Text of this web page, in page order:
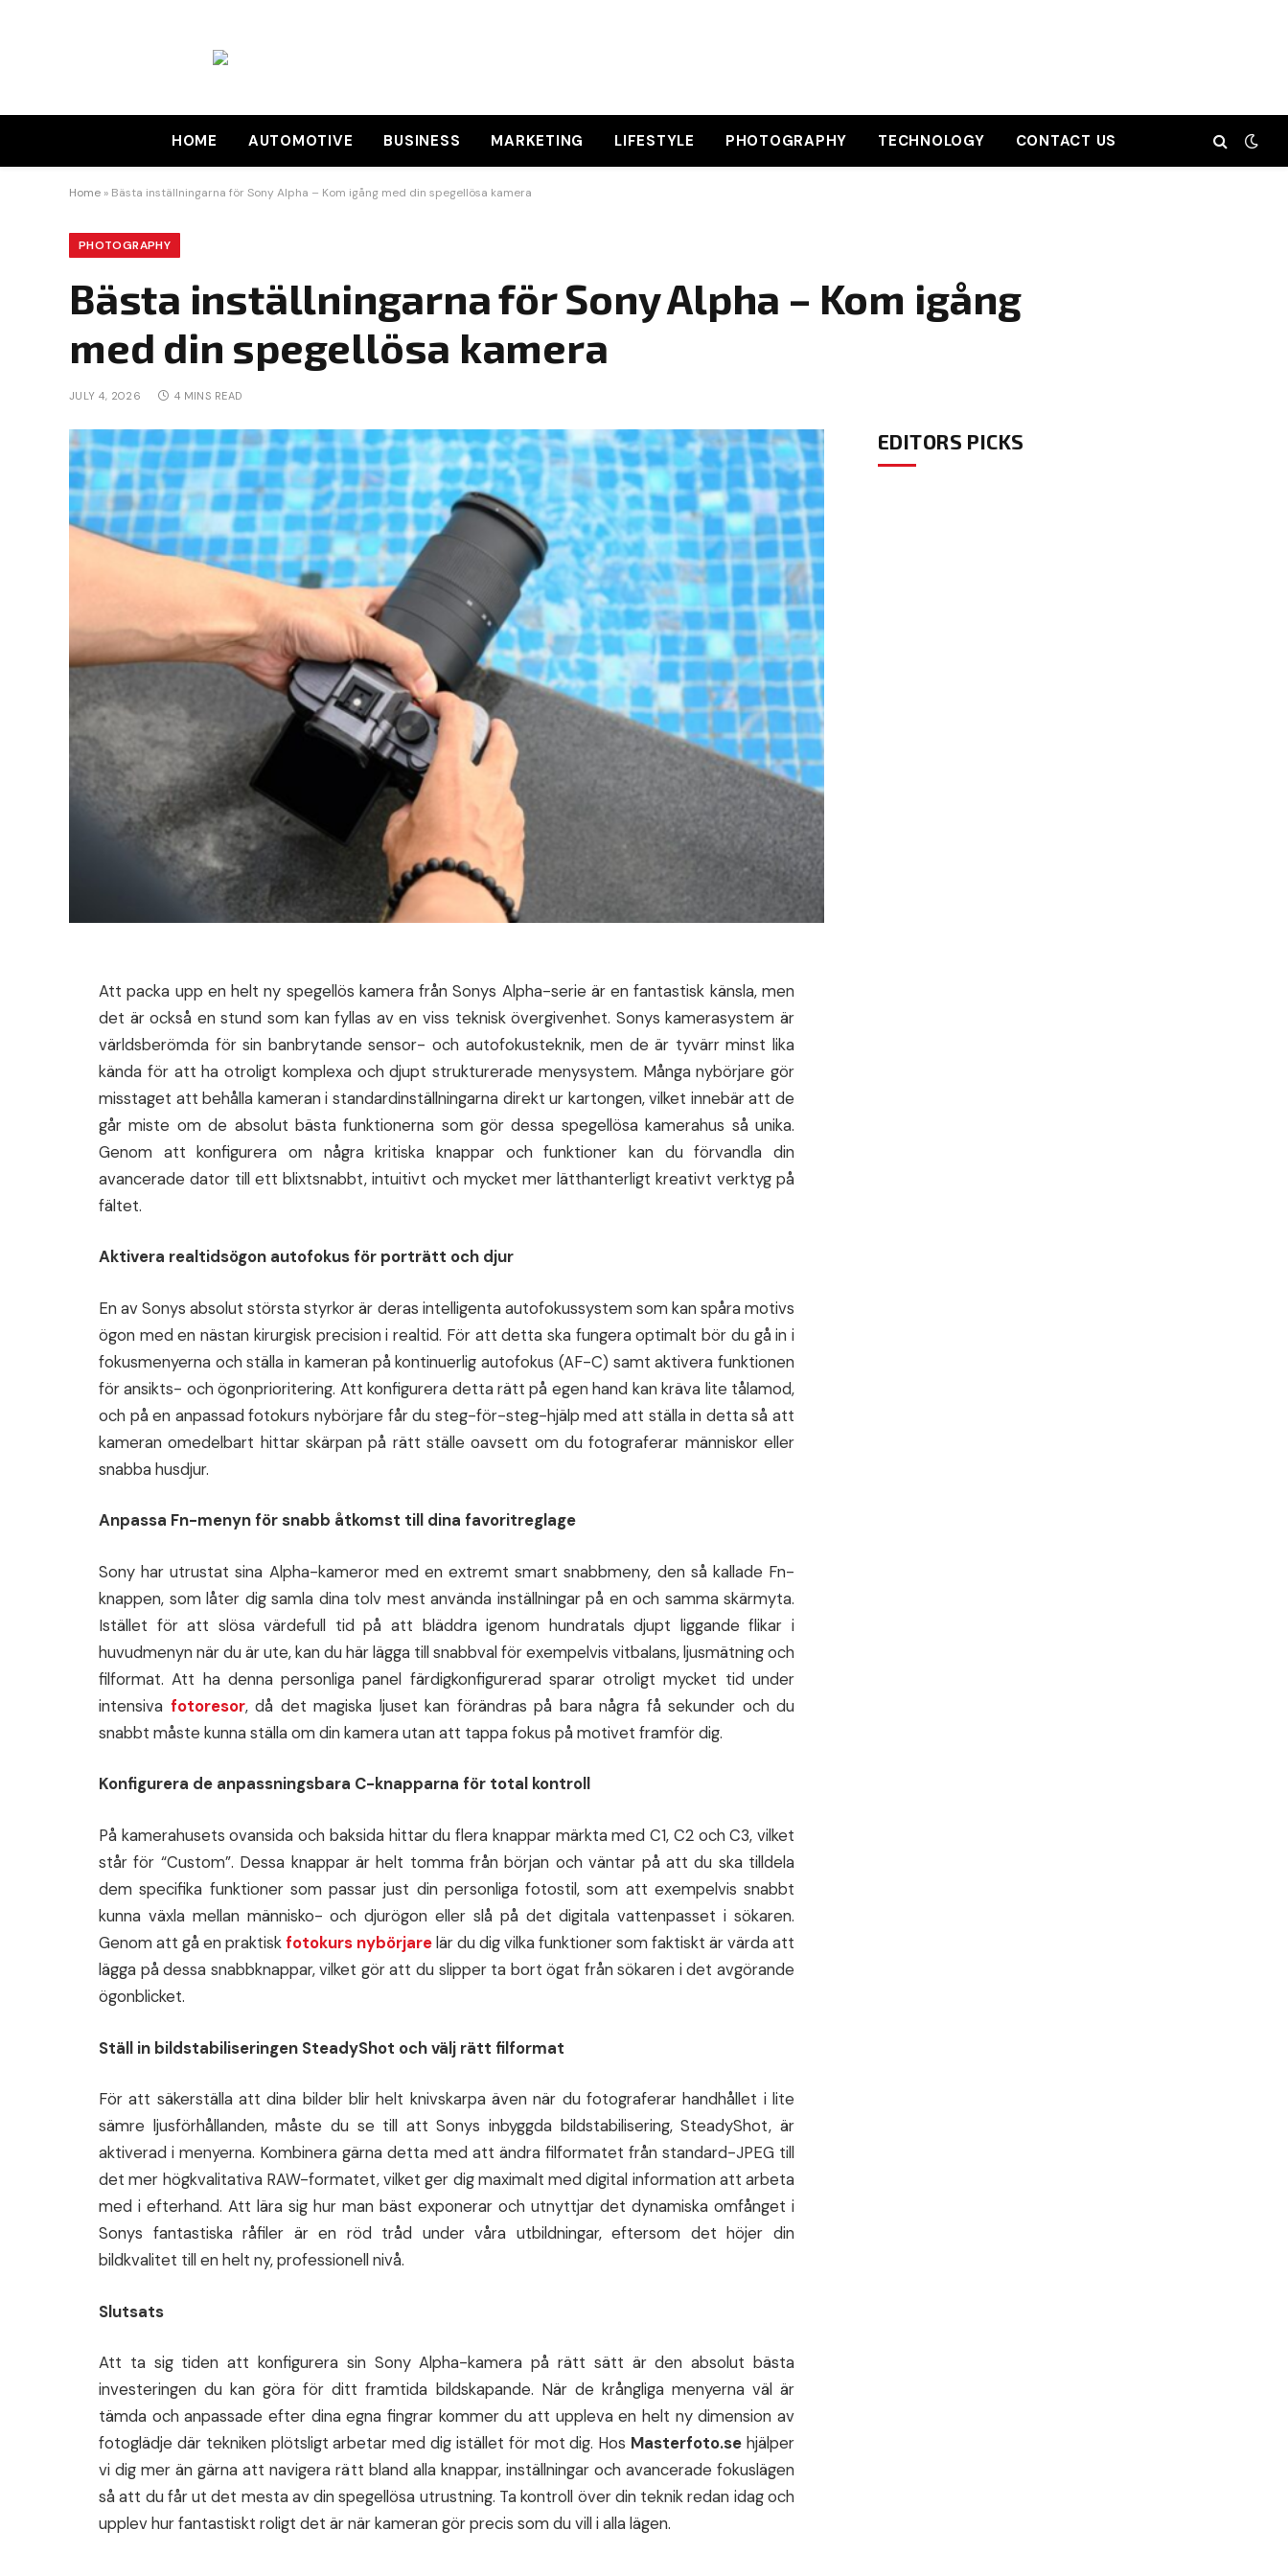
HOME AUTOMOTIVE BUSINESS MARKETING LIFESTYLE PHOTOGRAPHY TECHNOLOGY CONTACT US
Home » Bästa inställningarna för Sony Alpha – Kom igång med din spegellösa kamera
PHOTOGRAPHY
Bästa inställningarna för Sony Alpha – Kom igång
med din spegellösa kamera
JULY 4, 2026 4 MINS READ
Att packa upp en helt ny spegellös kamera från Sonys Alpha-serie är en fantastisk känsla, men
det är också en stund som kan fyllas av en viss teknisk övergivenhet. Sonys kamerasystem är
världsberömda för sin banbrytande sensor- och autofokusteknik, men de är tyvärr minst lika
kända för att ha otroligt komplexa och djupt strukturerade menysystem. Många nybörjare gör
misstaget att behålla kameran i standardinställningarna direkt ur kartongen, vilket innebär att de
går miste om de absolut bästa funktionerna som gör dessa spegellösa kamerahus så unika.
Genom att konfigurera om några kritiska knappar och funktioner kan du förvandla din
avancerade dator till ett blixtsnabbt, intuitivt och mycket mer lätthanterligt kreativt verktyg på
fältet.
Aktivera realtidsögon autofokus för porträtt och djur
En av Sonys absolut största styrkor är deras intelligenta autofokussystem som kan spåra motivs
ögon med en nästan kirurgisk precision i realtid. För att detta ska fungera optimalt bör du gå in i
fokusmenyerna och ställa in kameran på kontinuerlig autofokus (AF-C) samt aktivera funktionen
för ansikts- och ögonprioritering. Att konfigurera detta rätt på egen hand kan kräva lite tålamod,
och på en anpassad fotokurs nybörjare får du steg-för-steg-hjälp med att ställa in detta så att
kameran omedelbart hittar skärpan på rätt ställe oavsett om du fotograferar människor eller
snabba husdjur.
Anpassa Fn-menyn för snabb åtkomst till dina favoritreglage
Sony har utrustat sina Alpha-kameror med en extremt smart snabbmeny, den så kallade Fn-
knappen, som låter dig samla dina tolv mest använda inställningar på en och samma skärmyta.
Istället för att slösa värdefull tid på att bläddra igenom hundratals djupt liggande flikar i
huvudmenyn när du är ute, kan du här lägga till snabbval för exempelvis vitbalans, ljusmätning och
filformat. Att ha denna personliga panel färdigkonfigurerad sparar otroligt mycket tid under
intensiva fotoresor, då det magiska ljuset kan förändras på bara några få sekunder och du
snabbt måste kunna ställa om din kamera utan att tappa fokus på motivet framför dig.
Konfigurera de anpassningsbara C-knapparna för total kontroll
På kamerahusets ovansida och baksida hittar du flera knappar märkta med C1, C2 och C3, vilket
står för “Custom”. Dessa knappar är helt tomma från början och väntar på att du ska tilldela
dem specifika funktioner som passar just din personliga fotostil, som att exempelvis snabbt
kunna växla mellan människo- och djurögon eller slå på det digitala vattenpasset i sökaren.
Genom att gå en praktiskfotokurs nybörjare lär du dig vilka funktioner som faktiskt är värda att
lägga på dessa snabbknappar, vilket gör att du slipper ta bort ögat från sökaren i det avgörande
ögonblicket.
Ställ in bildstabiliseringen SteadyShot och välj rätt filformat
För att säkerställa att dina bilder blir helt knivskarpa även när du fotograferar handhållet i lite
sämre ljusförhållanden, måste du se till att Sonys inbyggda bildstabilisering, SteadyShot, är
aktiverad i menyerna. Kombinera gärna detta med att ändra filformatet från standard-JPEG till
det mer högkvalitativa RAW-formatet, vilket ger dig maximalt med digital information att arbeta
med i efterhand. Att lära sig hur man bäst exponerar och utnyttjar det dynamiska omfånget i
Sonys fantastiska råfiler är en röd tråd under våra utbildningar, eftersom det höjer din
bildkvalitet till en helt ny, professionell nivå.
Slutsats
Att ta sig tiden att konfigurera sin Sony Alpha-kamera på rätt sätt är den absolut bästa
investeringen du kan göra för ditt framtida bildskapande. När de krångliga menyerna väl är
tämda och anpassade efter dina egna fingrar kommer du att uppleva en helt ny dimension av
fotoglädje där tekniken plötsligt arbetar med dig istället för mot dig. Hos Masterfoto.se hjälper
vi dig mer än gärna att navigera rätt bland alla knappar, inställningar och avancerade fokuslägen
så att du får ut det mesta av din spegellösa utrustning. Ta kontroll över din teknik redan idag och
upplev hur fantastiskt roligt det är när kameran gör precis som du vill i alla lägen.
EDITORS PICKS